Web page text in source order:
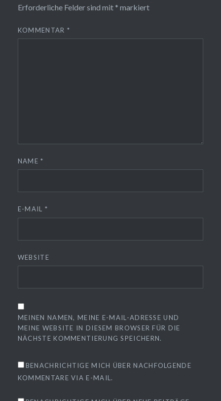
Erforderliche Felder sind mit * markiert
KOMMENTAR *
NAME*
E-MAIL *
WEBSITE
MEINEN NAMEN, MEINE E-MAIL-ADRESSE UND
MEINE WEBSITE IN DIESEM BROWSER FÜR DIE
NÄCHSTE KOMMENTIERUNG SPEICHERN.
BENACHRICHTIGE MICH ÜBER NACHFOLGENDE
KOMMENTARE VIA E-MAIL.